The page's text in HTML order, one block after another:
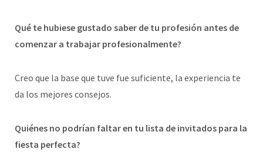
Qué te hubiese gustado saber de tu profesión antes de
comenzar a trabajar profesionalmente?
Creo que la base que tuve fue suficiente, la experiencia te
da los mejores consejos.
Quiénes no podrían faltar en tu lista de invitados para la
fiesta perfecta?